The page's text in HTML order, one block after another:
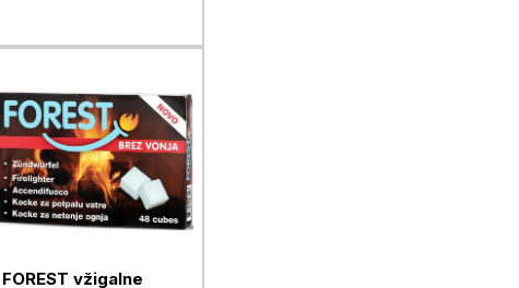
FOREST vžigalne